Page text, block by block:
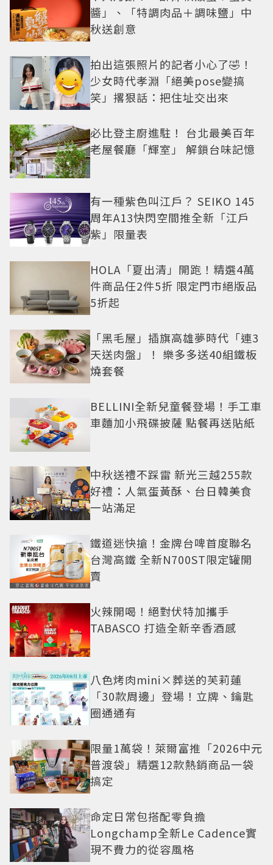
醬」、「特調肉品＋調味鹽」中
秋送創意
拍出這張照片的記者小心了🤣！
少女時代孝淵「絕美pose變搞
笑」撂狠話：把住址交出來
必比登主廚進駐！ 台北最美百年
老屋餐廳「輝室」 解鎖台味記憶
有一種紫色叫江戶？ SEIKO 145
周年A13快閃空間推全新「江戶
紫」限量表
HOLA「夏出清」開跑！精選4萬
件商品任2件5折 限定門市絕版品
5折起
「黑毛屋」插旗高雄夢時代「連3
天送肉盤」！ 樂多多送40組鐵板
燒套餐
BELLINI全新兒童餐登場！手工車
車麵加小飛碟披薩 點餐再送貼紙
中秋送禮不踩雷 新光三越255款
好禮：人氣蛋黃酥、台日韓美食
一站滿足
鐵道迷快搶！金牌台啤首度聯名
台灣高鐵 全新N700ST限定罐開
賣
火辣開喝！絕對伏特加攜手
TABASCO 打造全新辛香酒感
八色烤肉mini×葬送的芙莉蓮
「30款周邊」登場！立牌、鑰匙
圈通通有
限量1萬袋！萊爾富推「2026中元
普渡袋」精選12款熱銷商品一袋
搞定
命定日常包搭配零負擔
Longchamp全新Le Cadence實
現不費力的從容風格